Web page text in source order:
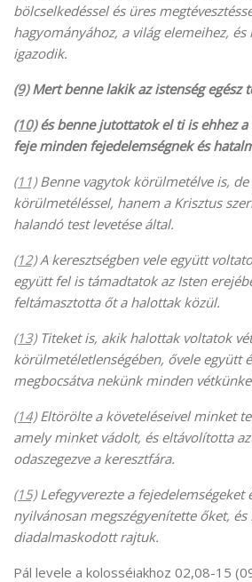
bölcselkedéssel és üres
hagyományához, a világ elemeihez,
igazodik.
(9)Mert benne lakik az istenség egész
(10)és benne jutottatok el ti is ehhez a
feje minden fejedelemségnek és
(11)Benne vagytok körülmetélve is, de
körülmetéléssel, hanem a Krisztus
halandó test levetése által.
(12)A keresztségben vele együtt
együtt fel is támadtatok az Isten
feltámasztotta őt a halottak közül.
(13)Titeket is, akik halottak voltatok
körülmetéletlenségében, ővele együtt
megbocsátva nekünk minden
(14)Eltörölte a követeléseivel minket
amely minket vádolt, és eltávolította
odaszegezve a keresztfára.
(15)Lefegyverezte a fejedelemségeket
nyilvánosan megszégyenítette őket, és
diadalmaskodott rajtuk.
Pál levele a kolosséiakhoz 02,08-15